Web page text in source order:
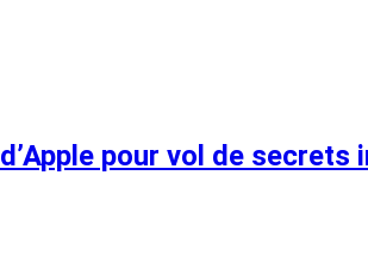
pour vol de